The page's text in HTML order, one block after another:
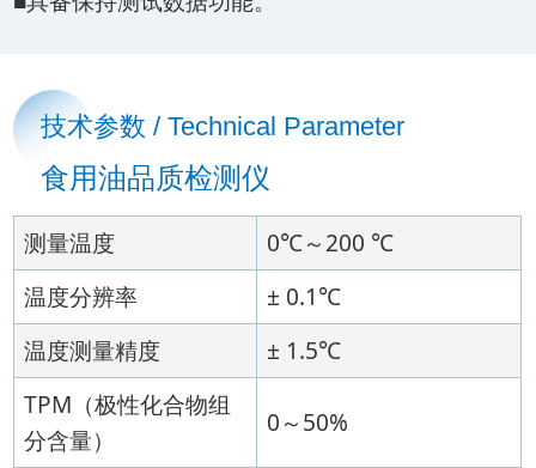
技术参数 / Technical Parameter
食用油品质检测仪
测量温度
0℃～200 ℃
温度分辨率
± 0.1℃
温度测量精度
± 1.5℃
TPM（极性化合物组
分含量）
0～50%